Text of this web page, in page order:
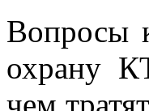
Вопросы
охрану
чем